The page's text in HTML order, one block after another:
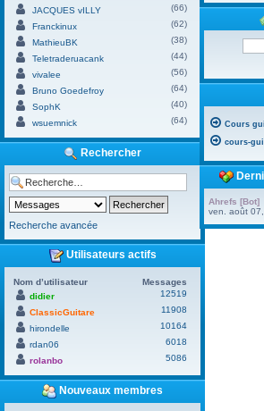
JACQUES vILLY
(66)
Franckinux
(62)
MathieuBK
(38)
Teletraderuacank
(44)
vivalee
(56)
Bruno Goedefroy
(64)
SophK
(40)
wsuemnick
(64)
Rechercher
Recherche avancée
Utilisateurs actifs
Nom d’utilisateur
Messages
didier
12519
ClassicGuitare
11908
hirondelle
10164
rdan06
6018
rolanbo
5086
Nouveaux membres
Cours
cours-
Ahrefs [Bot]
ven. août